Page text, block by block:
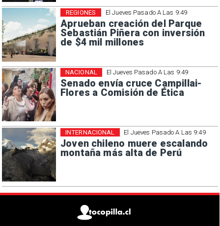
El Jueves Pasado A Las 9:49
Aprueban creación del Parque
Sebastián Piñera con inversión
de $4 mil millones
REGIONES
El Jueves Pasado A Las 9:49
Senado envía cruce Campillai-
Flores a Comisión de Ética
NACIONAL
El Jueves Pasado A Las 9:49
Joven chileno muere escalando
montaña más alta de Perú
INTERNACIONAL